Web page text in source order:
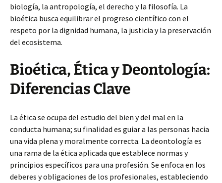
biología, la antropología, el derecho y la filosofía. La
bioética busca equilibrar el progreso científico con el
respeto por la dignidad humana, la justicia y la preservación
del ecosistema.
Bioética, Ética y Deontología:
Diferencias Clave
La ética se ocupa del estudio del bien y del mal en la
conducta humana; su finalidad es guiar a las personas hacia
una vida plena y moralmente correcta. La deontología es
una rama de la ética aplicada que establece normas y
principios específicos para una profesión. Se enfoca en los
deberes y obligaciones de los profesionales, estableciendo